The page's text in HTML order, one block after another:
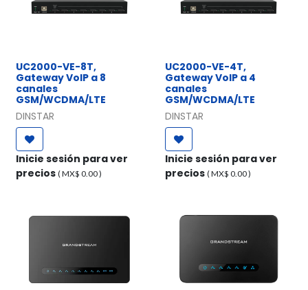
UC2000-VE-8T,
Gateway VoIP a 8
canales
GSM/WCDMA/LTE
DINSTAR
Inicie sesión para ver
precios ( MX$ 0.00)
UC2000-VE-4T,
Gateway VoIP a 4
canales
GSM/WCDMA/LTE
DINSTAR
Inicie sesión para ver
precios ( MX$ 0.00)